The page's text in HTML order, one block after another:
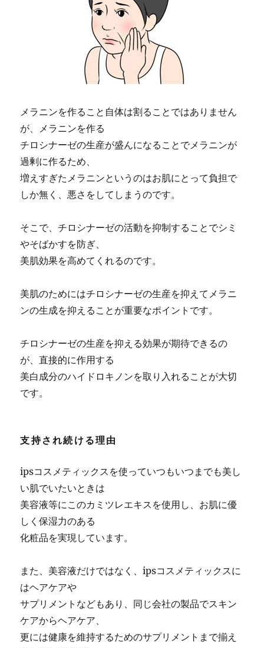
メラニンを作ること自体は割ることではありません
が、メラニンを作る
チロシナーゼの生産が盛んになることでメラニンが
過剰に作るため、
増えすぎたメラニンというのはお肌にとって負担で
しか無く、悪さをしてしまうのです。
そこで、チロシナーゼの活動を抑制することでシミ
やそばかすを防ぎ、
美肌効果を高めてくれるのです。
美肌のためにはチロシナーゼの生産を抑えてメラニ
ンの生成を抑えることが重要なポイントです。
チロシナーゼの生産を抑える効果が期待できるの
が、直接的に作用する
美白成分のハイドロキノンを取り入れることが大切
です。
支持され続ける理由
ipsコスメティックスを使っていつもいつまでも美し
い肌でいたいときは
美容液等にこのカミツレエキスを使用し、お肌に優
しく保湿力のある
化粧品を実現しています。
また、美容液だけではなく、ipsコスメティックスに
はヘアケアや
サプリメントなどもあり、同じ会社の製品でスキン
ケアからヘアケア、
更には健康を維持するためのサプリメントまで揃え